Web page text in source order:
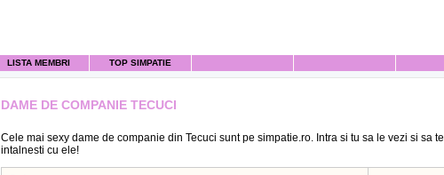
LISTA MEMBRI TOP SIMPATIE
DAME DE COMPANIE TECUCI
Cele mai sexy dame de companie din Tecuci sunt pe simpatie.ro. Intra si tu sa le vezi si sa te
intalnesti cu ele!